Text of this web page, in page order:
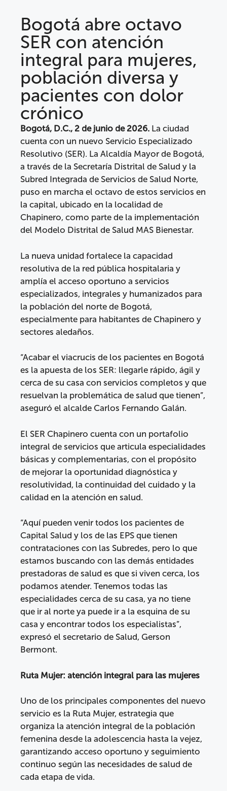
Bogotá abre octavo
SER con atención
integral para mujeres,
población diversa y
pacientes con dolor
crónico
Bogotá, D.C., 2 de junio de 2026. La ciudad
cuenta con un nuevo Servicio Especializado
Resolutivo (SER). La Alcaldía Mayor de Bogotá,
a través de la Secretaría Distrital de Salud y la
Subred Integrada de Servicios de Salud Norte,
puso en marcha el octavo de estos servicios en
la capital, ubicado en la localidad de
Chapinero, como parte de la implementación
del Modelo Distrital de Salud MAS Bienestar.
La nueva unidad fortalece la capacidad
resolutiva de la red pública hospitalaria y
amplía el acceso oportuno a servicios
especializados, integrales y humanizados para
la población del norte de Bogotá,
especialmente para habitantes de Chapinero y
sectores aledaños.
“Acabar el viacrucis de los pacientes en Bogotá
es la apuesta de los SER: llegarle rápido, ágil y
cerca de su casa con servicios completos y que
resuelvan la problemática de salud que tienen”,
aseguró el alcalde Carlos Fernando Galán.
El SER Chapinero cuenta con un portafolio
integral de servicios que articula especialidades
básicas y complementarias, con el propósito
de mejorar la oportunidad diagnóstica y
resolutividad, la continuidad del cuidado y la
calidad en la atención en salud.
“Aquí pueden venir todos los pacientes de
Capital Salud y los de las EPS que tienen
contrataciones con las Subredes, pero lo que
estamos buscando con las demás entidades
prestadoras de salud es que si viven cerca, los
podamos atender. Tenemos todas las
especialidades cerca de su casa, ya no tiene
que ir al norte ya puede ir a la esquina de su
casa y encontrar todos los especialistas”,
expresó el secretario de Salud, Gerson
Bermont.
Ruta Mujer: atención integral para las mujeres
Uno de los principales componentes del nuevo
servicio es la Ruta Mujer, estrategia que
organiza la atención integral de la población
femenina desde la adolescencia hasta la vejez,
garantizando acceso oportuno y seguimiento
continuo según las necesidades de salud de
cada etapa de vida.